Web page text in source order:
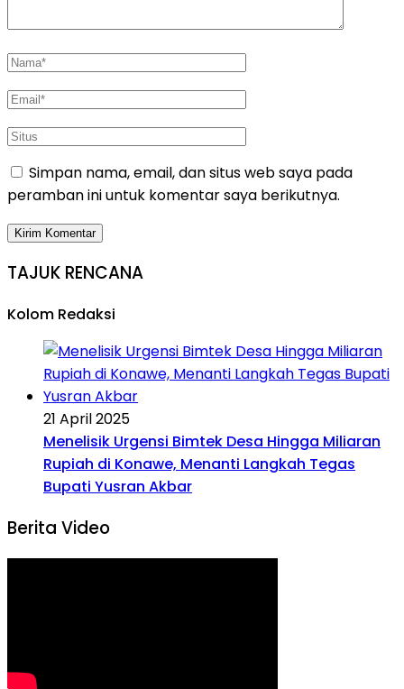
Simpan nama, email, dan situs web saya pada
peramban ini untuk komentar saya berikutnya.
TAJUK RENCANA
Kolom Redaksi
21 April 2025
Menelisik Urgensi Bimtek Desa Hingga Miliaran
Rupiah di Konawe, Menanti Langkah Tegas
Bupati Yusran Akbar
Berita Video